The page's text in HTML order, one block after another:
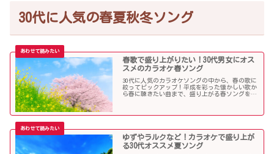
30代に人気の春夏秋冬ソング
春歌で盛り上がりたい！30代男女にオス
スメのカラオケ春ソング
30代に人気のカラオケソングの中から、春の歌に
絞ってピックアップ！平成を彩った懐かしい歌か
ら春に聴きたい曲まで、盛り上がる春ソングを集
ゆずやラルクなど！カラオケで盛り上が
る30代オススメ夏ソング